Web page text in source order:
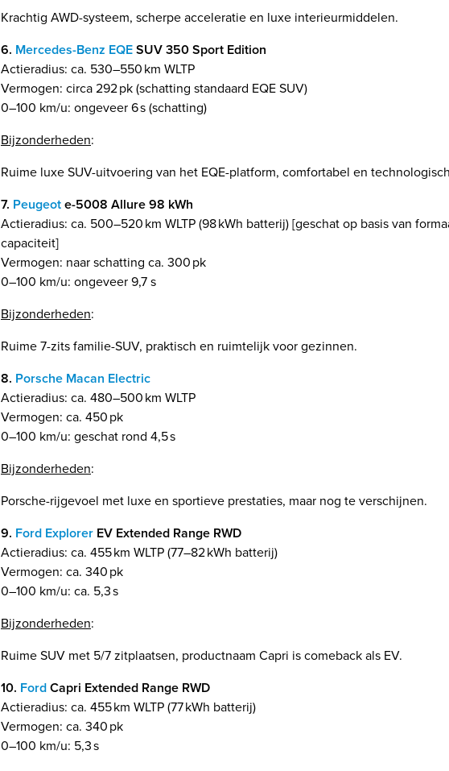
Krachtig AWD-systeem, scherpe acceleratie en luxe interieurmiddelen.
6. Mercedes-Benz EQESUV 350 Sport Edition
Actieradius: ca. 530–550 km WLTP
Vermogen: circa 292 pk (schatting standaard EQE SUV)
0–100 km/u: ongeveer 6 s (schatting)
Bijzonderheden:
Ruime luxe SUV-uitvoering van het EQE-platform, comfortabel en
7. Peugeote-5008 Allure 98 kWh
Actieradius: ca. 500–520 km WLTP (98 kWh batterij) [geschat op basis van
capaciteit]
Vermogen: naar schatting ca. 300 pk
0–100 km/u: ongeveer 9,7 s
Bijzonderheden:
Ruime 7-zits familie-SUV, praktisch en ruimtelijk voor gezinnen.
8. Porsche Macan Electric
Actieradius: ca. 480–500 km WLTP
Vermogen: ca. 450 pk
0–100 km/u: geschat rond 4,5 s
Bijzonderheden:
Porsche-rijgevoel met luxe en sportieve prestaties, maar nog te verschijnen.
9. Ford Explorer EV Extended Range RWD
Actieradius: ca. 455 km WLTP (77–82 kWh batterij)
Vermogen: ca. 340 pk
0–100 km/u: ca. 5,3 s
Bijzonderheden:
Ruime SUV met 5/7 zitplaatsen, productnaam Capri is comeback als EV.
10. FordCapri Extended Range RWD
Actieradius: ca. 455 km WLTP (77 kWh batterij)
Vermogen: ca. 340 pk
0–100 km/u: 5,3 s